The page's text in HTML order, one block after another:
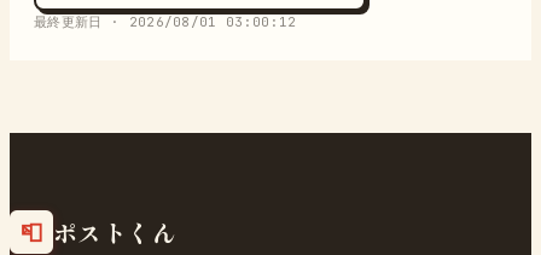
最終更新日 · 2026/08/01 03:00:12
📮 ポストくん